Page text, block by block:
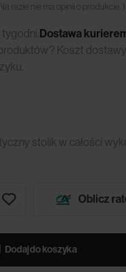
razie nie ma opinii o produkcie. )
tygodni.Dostawa
Koszt
stolik w całości
Oblicz
Dodaj do koszyka